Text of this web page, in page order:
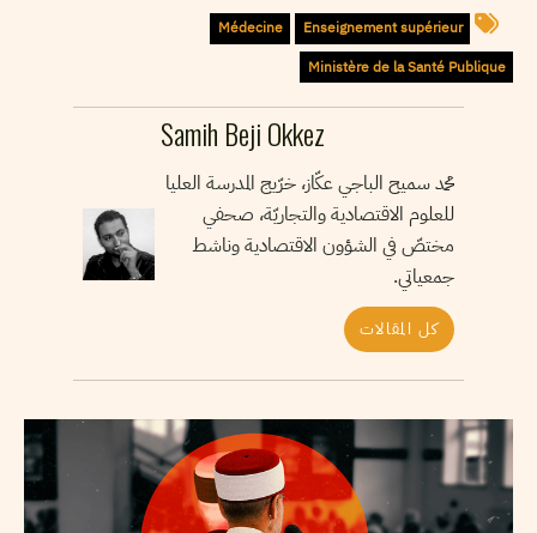
Enseignement supérieur
Médecine
Ministère de la Santé Publique
Samih Beji Okkez
محمد سميح الباجي عكّاز، خرّيج المدرسة العليا
للعلوم الاقتصادية والتجاريّة، صحفي
مختصّ في الشؤون الاقتصادية وناشط
جمعياتي.
كل المقالات